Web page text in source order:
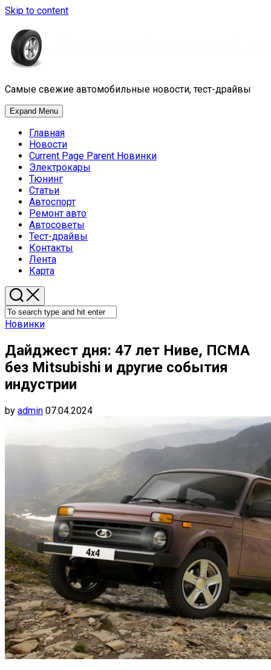
Skip to content
Самые свежие автомобильные новости, тест-драйвы
Expand Menu
Главная
Новости
Current Page Parent Новинки
Электрокары
Тюнинг
Статьи
Автоспорт
Ремонт авто
Автосоветы
Тест-драйвы
Контакты
Лента
Карта
Новинки
Дайджест дня: 47 лет Ниве, ПСМА
без Mitsubishi и другие события
индустрии
by admin 07.04.2024